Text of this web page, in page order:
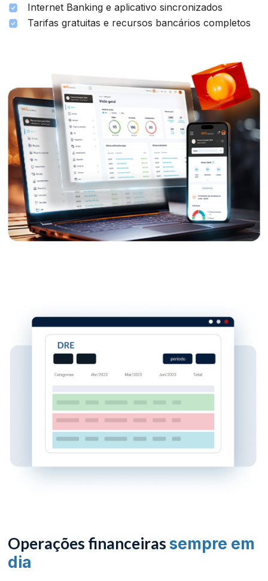
Internet Banking e aplicativo sincronizados
Tarifas gratuitas e recursos bancários completos
Operações financeirassempre em
dia